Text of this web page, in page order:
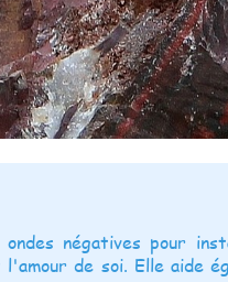
négatives pour
de soi. Elle aide